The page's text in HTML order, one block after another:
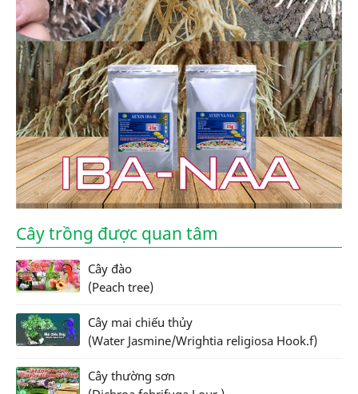
Cây trồng được quan tâm
Cây đào
(Peach tree)
Cây mai chiếu thủy
(Water Jasmine/Wrightia religiosa Hook.f)
Cây thường sơn